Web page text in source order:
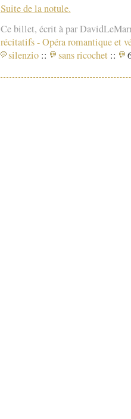
Suite de la notule.
Ce billet, écrit à par
récitatifs-Opéra romantique et
silenzio :: sans ricochet ::